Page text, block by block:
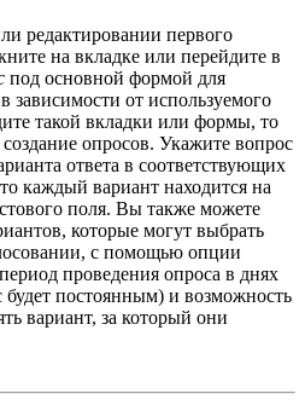
редактировании первого
на вкладке или перейдите в
под основной формой для
зависимости от используемого
такой вкладки или формы, то
опросов. Укажите вопрос
ответа в соответствующих
каждый вариант находится на
поля. Вы также можете
которые могут выбрать
с помощью опции
проведения опроса в днях
будет постоянным) и возможность
вариант, за который они